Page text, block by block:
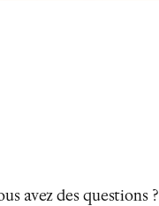
avez des questions ?